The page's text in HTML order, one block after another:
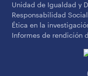
Unidad de Igualdad y
Responsabilidad
Ética en la
Informes de rendición